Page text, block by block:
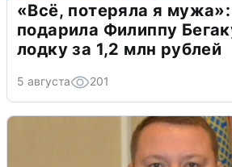
«Всё, потеряла я
подарила Филиппу
лодку за 1,2 млн рублей
5 августа 201